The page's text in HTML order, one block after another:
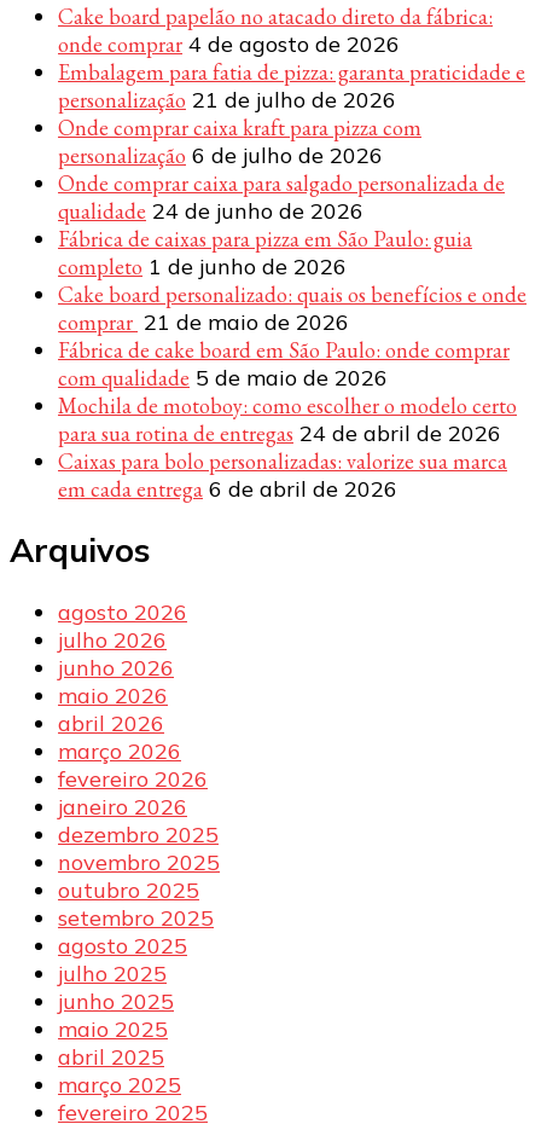
Cake board papelão no atacado direto da fábrica:
onde comprar 4 de agosto de 2026
Embalagem para fatia de pizza: garanta praticidade e
personalização 21 de julho de 2026
Onde comprar caixa kraft para pizza com
personalização 6 de julho de 2026
Onde comprar caixa para salgado personalizada de
qualidade 24 de junho de 2026
Fábrica de caixas para pizza em São Paulo: guia
completo 1 de junho de 2026
Cake board personalizado: quais os benefícios e onde
comprar 21 de maio de 2026
Fábrica de cake board em São Paulo: onde comprar
com qualidade 5 de maio de 2026
Mochila de motoboy: como escolher o modelo certo
para sua rotina de entregas 24 de abril de 2026
Caixas para bolo personalizadas: valorize sua marca
em cada entrega 6 de abril de 2026
Arquivos
agosto 2026
julho 2026
junho 2026
maio 2026
abril 2026
março 2026
fevereiro 2026
janeiro 2026
dezembro 2025
novembro 2025
outubro 2025
setembro 2025
agosto 2025
julho 2025
junho 2025
maio 2025
abril 2025
março 2025
fevereiro 2025